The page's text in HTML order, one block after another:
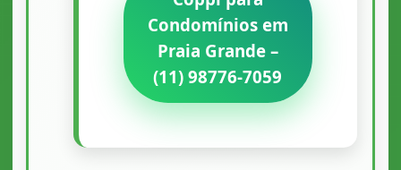
Condomínios em
Praia Grande –
(11) 98776-7059